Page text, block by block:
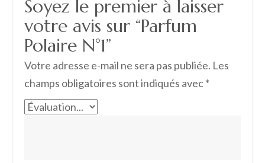
Soyez le premier à laisser
votre avis sur “Parfum
Polaire N°1”
Votre adresse e-mail ne sera pas publiée. Les
champs obligatoires sont indiqués avec*